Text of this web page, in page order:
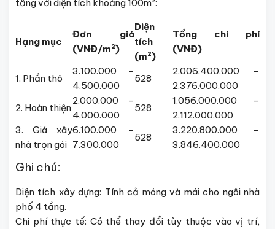
tầng với diện tích khoảng 100m²:
Hạng mục
Đơn giá
(VNĐ/m²)
Diện
tích
(m²)
Tổng chi phí
(VNĐ)
1. Phần thô
3.100.000 –
4.500.000
528
2.006.400.000 –
2.376.000.000
2. Hoàn thiện
2.000.000 –
4.000.000
528
1.056.000.000 –
2.112.000.000
3. Giá xây
nhà trọn gói
6.100.000 –
7.300.000
528
3.220.800.000 –
3.846.400.000
Ghi chú:
Diện tích xây dựng: Tính cả móng và mái cho ngôi nhà
phố 4 tầng.
Chi phí thực tế: Có thể thay đổi tùy thuộc vào vị trí,